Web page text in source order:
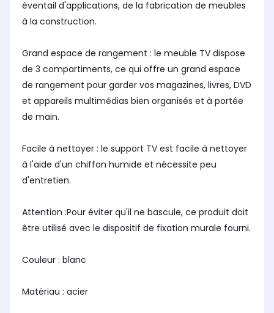
éventail d'applications, de la fabrication de meubles
à la construction.
Grand espace de rangement : le meuble TV dispose
de 3 compartiments, ce qui offre un grand espace
de rangement pour garder vos magazines, livres, DVD
et appareils multimédias bien organisés et à portée
de main.
Facile à nettoyer : le support TV est facile à nettoyer
à l'aide d'un chiffon humide et nécessite peu
d'entretien.
Attention :Pour éviter qu'il ne bascule, ce produit doit
être utilisé avec le dispositif de fixation murale fourni.
Couleur : blanc
Matériau : acier